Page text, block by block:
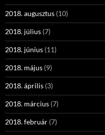
2018. augusztus (10)
2018. július (7)
2018. június (11)
2018. május (9)
2018. április (3)
2018. március (7)
2018. február (7)